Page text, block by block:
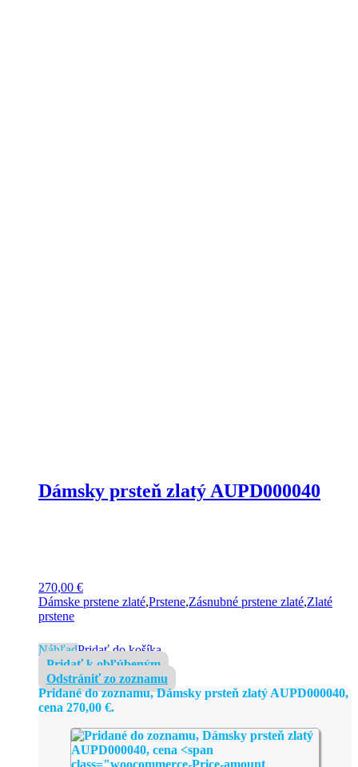
Dámsky prsteň zlatý AUPD000040
270,00 €
Dámske prstene zlaté,Prstene,Zásnubné prstene zlaté,Zlaté
prstene
NáhľadPridať do košíka
Pridať k obľúbeným
Odstrániť zo zoznamu
Pridané do zoznamu, Dámsky prsteň zlatý AUPD000040,
cena 270,00 €.